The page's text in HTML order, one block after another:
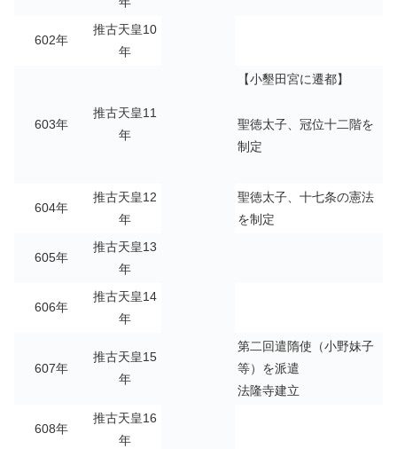
602年
推古天皇10
年
603年
推古天皇11
年
【小墾田宮に遷都】
聖徳太子、冠位十二階を
制定
604年
推古天皇12
年
聖徳太子、十七条の憲法
を制定
605年
推古天皇13
年
606年
推古天皇14
年
607年
推古天皇15
年
第二回遣隋使（小野妹子
等）を派遣
法隆寺建立
608年
推古天皇16
年